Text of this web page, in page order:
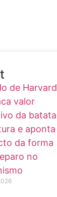
de Harvard
valor
da batata
e aponta
da forma
no